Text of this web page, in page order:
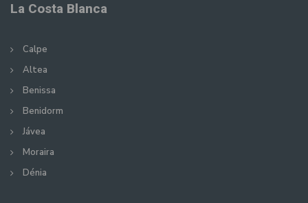
La Costa Blanca
Calpe
Altea
Benissa
Benidorm
Jávea
Moraira
Dénia